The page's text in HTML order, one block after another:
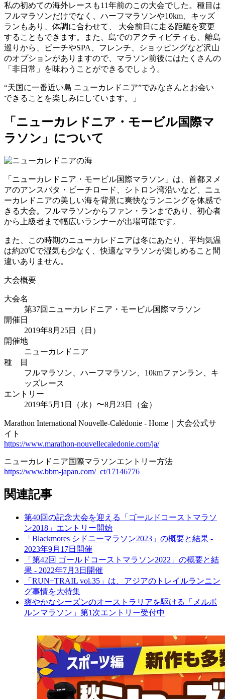
私の初めての海外レースも11年前のこの大会でした。種目は
フルマラソンだけでなく、ハーフマラソンや10km、キッズ
ランもあり、体調に合わせて、 大会前日に走る距離を変更
することもできます。また、島でのアクティビティも、離島
巡りから、ビーチやSPA、フレンチ、ショッピングなど沢山
のオプションがありますので、マラソン前後にはたくさんの
「非日常」を味わうことができるでしょう。
“天国に一番近い島 ニューカレドニア”でみなさんとお会い
できることを楽しみにしています。」
「ニューカレドニア・モービル国際マ
ラソン」について
「ニューカレドニア・モービル国際マラソン」は、首都ヌメ
アのアンスバタ・ビーチロード、シトロン湾沿いなど、ニュ
ーカレドニアの美しい海を背景に爽快なランニングを体感で
きる大会。フルマラソンからファン・ランまであり、初心者
から上級者まで幅広いランナーが出場可能です。
また、この時期のニューカレドニアは冬にあたり、平均気温
は約20℃で湿気も少なく、快適なマラソンが楽しめること間
違いありません。
大会概要
大会名
第37回ニューカレドニア・モービル国際マラソン
開催日
2019年8月25日（日）
開催地
ニューカレドニア
種 目
フルマラソン、ハーフマラソン、10kmファンラン、キ
ッズレース
エントリー
2019年5月1日（水）〜8月23日（金）
Marathon International Nouvelle-Calédonie - Home｜大会公式サ
イト
https://www.marathon-nouvellecaledonie.com/ja/
ニューカレドニア国際マラソンエントリー方法
https://www.bbm-japan.com/_ct/17146776
関連記事
第40回の記念大会を迎える「ゴールドコーストマラソ
ン2018」エントリー開始
「Blackmores シドニーマラソン2023」の概要と結果 -
2023年9月17日開催
「第42回 ゴールドコーストマラソン2022」の概要と結
果 - 2022年7月3日開催
「RUN+TRAIL vol.35」は、アジアのトレイルランニン
グ事情を大特集
爽やかなシーズンのオーストラリアを駆ける「メルボ
ルンマラソン」第1次エントリー受付中